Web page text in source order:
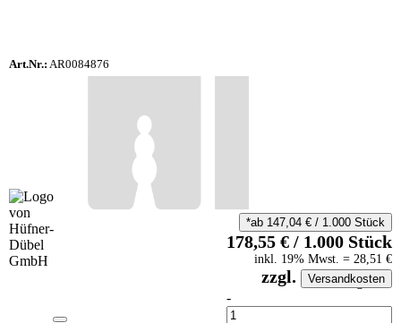
Art.Nr.: AR0084876
auf Anfrageliste
-
Anzahl
*ab 147,04 €/ 1.000 Stück
178,55 €/ 1.000 Stück
inkl. 19% Mwst. = 28,51 €
zzgl. Versandkosten